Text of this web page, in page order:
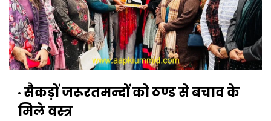
सैकड़ों जरूरतमन्दों को ठण्ड से बचाव के
मिले वस्त्र